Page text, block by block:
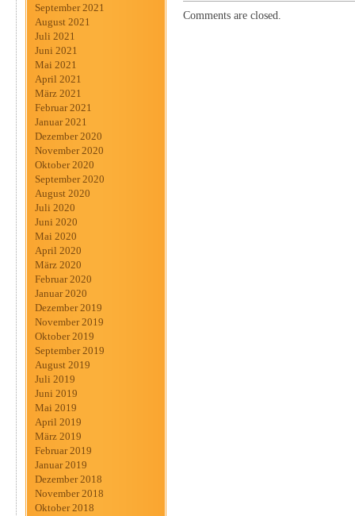
September 2021
August 2021
Juli 2021
Juni 2021
Mai 2021
April 2021
März 2021
Februar 2021
Januar 2021
Dezember 2020
November 2020
Oktober 2020
September 2020
August 2020
Juli 2020
Juni 2020
Mai 2020
April 2020
März 2020
Februar 2020
Januar 2020
Dezember 2019
November 2019
Oktober 2019
September 2019
August 2019
Juli 2019
Juni 2019
Mai 2019
April 2019
März 2019
Februar 2019
Januar 2019
Dezember 2018
November 2018
Oktober 2018
Comments are closed.